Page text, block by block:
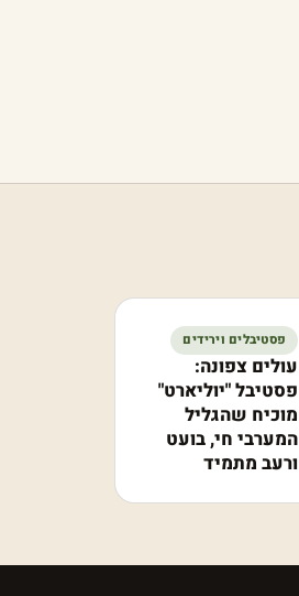
פסטיבלים וירידים
עולים צפונה:
פסטיבל "יוליארט"
מוכיח שהגליל
המערבי חי, בועט
ורעב מתמיד